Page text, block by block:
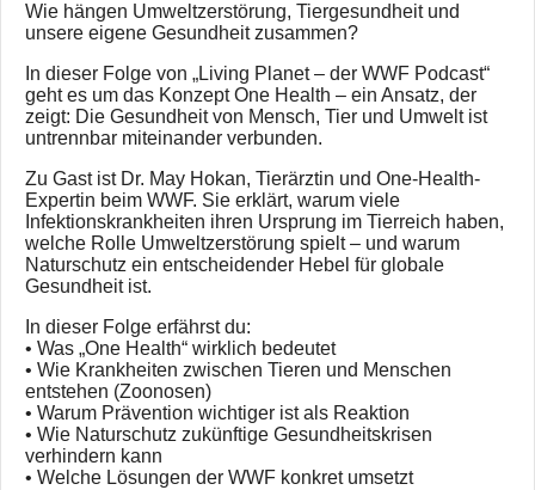
Wie hängen Umweltzerstörung, Tiergesundheit und
unsere eigene Gesundheit zusammen?
In dieser Folge von „Living Planet – der WWF Podcast“
geht es um das Konzept One Health – ein Ansatz, der
zeigt: Die Gesundheit von Mensch, Tier und Umwelt ist
untrennbar miteinander verbunden.
Zu Gast ist Dr. May Hokan, Tierärztin und One-Health-
Expertin beim WWF. Sie erklärt, warum viele
Infektionskrankheiten ihren Ursprung im Tierreich haben,
welche Rolle Umweltzerstörung spielt – und warum
Naturschutz ein entscheidender Hebel für globale
Gesundheit ist.
In dieser Folge erfährst du:
• Was „One Health“ wirklich bedeutet
• Wie Krankheiten zwischen Tieren und Menschen
entstehen (Zoonosen)
• Warum Prävention wichtiger ist als Reaktion
• Wie Naturschutz zukünftige Gesundheitskrisen
verhindern kann
• Welche Lösungen der WWF konkret umsetzt